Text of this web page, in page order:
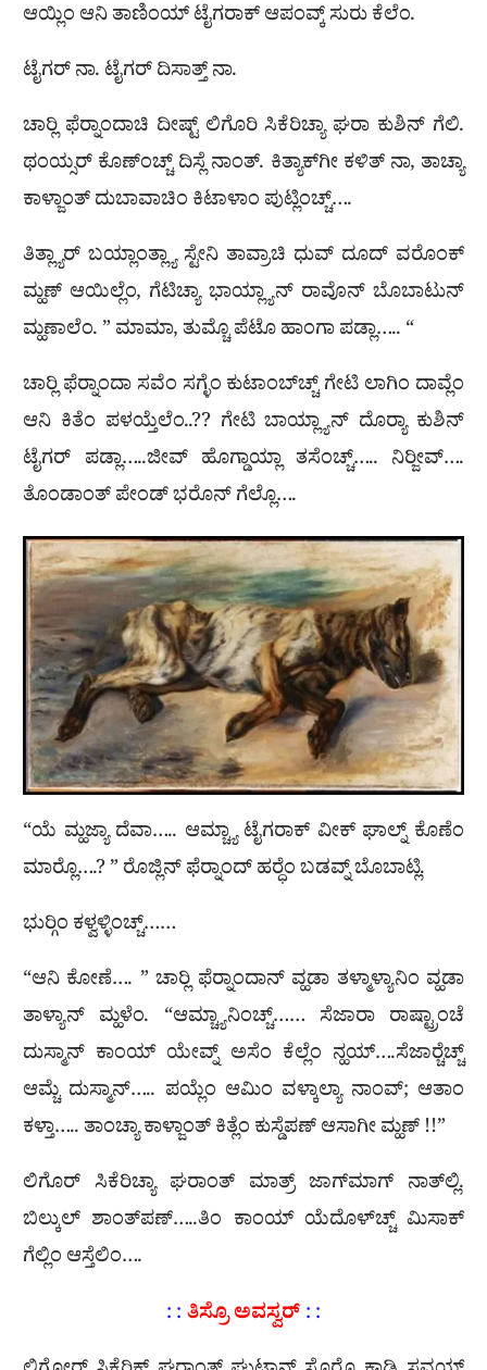
ಆಯ್ಲಿಂ ಆನಿ ತಾಣಿಂಯ್ ಟೈಗರಾಕ್ ಆಪಂವ್ಕ್ ಸುರು ಕೆಲೆಂ.
ಟೈಗರ್ ನಾ. ಟೈಗರ್ ದಿಸಾತ್ತ್ ನಾ.
ಚಾರ‍್ಲಿ ಫೆರ‍್ನಾಂದಾಚಿ ದೀಷ್ಟ್ ಲಿಗೊರಿ ಸಿಕೆರಿಚ್ಯಾ ಘರಾ ಕುಶಿನ್ ಗೆಲಿ.
ಥಂಯ್ಸರ್ ಕೊಣ್‌ಂಚ್ಚ್ ದಿಸ್ಲೆ ನಾಂತ್. ಕಿತ್ಯಾಕ್‌ಗೀ ಕಳಿತ್ ನಾ, ತಾಚ್ಯಾ
ಕಾಳ್ಜಾಂತ್ ದುಬಾವಾಚಿಂ ಕಿಟಾಳಾಂ ಪುಟ್ಲಿಂಚ್ಚ್….
ತಿತ್ಲ್ಯಾರ್ ಬಯ್ಲಾಂತ್ಲ್ಯಾ ಸ್ಟೇನಿ ತಾವ್ರಾಚಿ ಧುವ್ ದೂದ್ ವರೊಂಕ್
ಮ್ಹಣ್ ಆಯಿಲ್ಲೆಂ, ಗೆಟಿಚ್ಯಾ ಭಾಯ್ಲ್ಯಾನ್ ರಾವೊನ್ ಬೊಬಾಟುನ್
ಮ್ಹಣಾಲೆಂ. ” ಮಾಮಾ, ತುಮ್ಚೊ ಪೆಟೊ ಹಾಂಗಾ ಪಡ್ಲಾ….. “
ಚಾರ‍್ಲಿ ಫೆರ‍್ನಾಂದಾ ಸವೆಂ ಸಗ್ಳೆಂ ಕುಟಾಂಬ್‌ಚ್ಚ್ ಗೇಟಿ ಲಾಗಿಂ ದಾವ್ಲೆಂ
ಆನಿ ಕಿತೆಂ ಪಳಯ್ತೆಲೆಂ..?? ಗೇಟಿ ಬಾಯ್ಲ್ಯಾನ್ ದೊರ‍್ಯಾ ಕುಶಿನ್
ಟೈಗರ್ ಪಡ್ಲಾ…..ಜೀವ್ ಹೊಗ್ಡಾಯ್ಲಾ ತಸೆಂಚ್ಚ್….. ನಿರ‍್ಜೀವ್….
ತೊಂಡಾಂತ್ ಪೇಂಡ್ ಭರೊನ್ ಗೆಲ್ಲೊ….
“ಯೆ ಮ್ಹಜ್ಯಾ ದೆವಾ….. ಆಮ್ಚ್ಯಾ ಟೈಗರಾಕ್ ವೀಕ್ ಘಾಲ್ನ್ ಕೊಣೆಂ
ಮಾರ‍್ಲೊ….? ” ರೊಜ್ಲಿನ್ ಫೆರ‍್ನಾಂದ್ ಹರ‍್ಧೆಂ ಬಡವ್ನ್ ಬೊಬಾಟ್ಲಿ.
ಭುರ‍್ಗಿಂ ಕಳ್ವಳ್ಳಿಂಚ್ಚ್……
“ಆನಿ ಕೋಣೆ…. ” ಚಾರ‍್ಲಿ ಫೆರ‍್ನಾಂದಾನ್ ವ್ಹಡಾ ತಳ್ಮಾಳ್ಯಾನಿಂ ವ್ಹಡಾ
ತಾಳ್ಯಾನ್ ಮ್ಹಳೆಂ. “ಆಮ್ಚ್ಯಾನಿಂಚ್ಚ್…… ಸೆಜಾರಾ ರಾಷ್ಟ್ರಾಂಚೆ
ದುಸ್ಮಾನ್ ಕಾಂಯ್ ಯೇವ್ನ್ ಅಸೆಂ ಕೆಲ್ಲೆಂ ನ್ಹಯ್….ಸೆಜಾರ‍್ಚೆಚ್ಚ್
ಆಮ್ಚೆ ದುಸ್ಮಾನ್….. ಪಯ್ಲೆಂ ಆಮಿಂ ವಳ್ಕಾಲ್ಯಾ ನಾಂವ್; ಆತಾಂ
ಕಳ್ತಾ….. ತಾಂಚ್ಯಾ ಕಾಳ್ಜಾಂತ್ ಕಿತ್ಲೆಂ ಕುಸ್ಡೆಪಣ್ ಆಸಾಗೀ ಮ್ಹಣ್ !!”
ಲಿಗೊರ್ ಸಿಕೆರಿಚ್ಯಾ ಘರಾಂತ್ ಮಾತ್ರ್ ಜಾಗ್‌ಮಾಗ್ ನಾತ್‌ಲ್ಲಿ.
ಬಿಲ್ಕುಲ್ ಶಾಂತ್‌ಪಣ್…..ತಿಂ ಕಾಂಯ್ ಯೆದೊಳ್‌ಚ್ಚ್ ಮಿಸಾಕ್
ಗೆಲ್ಲಿಂ ಆಸ್ತೆಲಿಂ….
: : ತಿಸ್ರೊ ಅವಸ್ವರ್ : :